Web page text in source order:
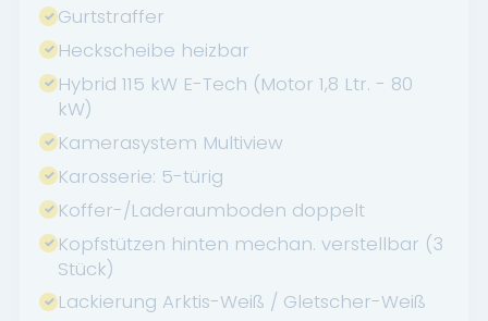
Gurtstraffer
Heckscheibe heizbar
Hybrid 115 kW E-Tech (Motor 1,8 Ltr. - 80
kW)
Kamerasystem Multiview
Karosserie: 5-türig
Koffer-/Laderaumboden doppelt
Kopfstützen hinten mechan. verstellbar (3
Stück)
Lackierung Arktis-Weiß / Gletscher-Weiß